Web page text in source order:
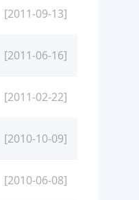
[2011-09-13]
[2011-06-16]
[2011-02-22]
[2010-10-09]
[2010-06-08]